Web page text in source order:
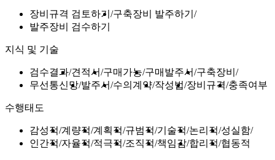
장비규격 검토하기
구축장비 발주하기
발주장비 검수하기
지식 및 기술
검수결과 견적서 구매가능 구매발주서 구축장비
무선통신망 발주서 수의계약 작성법 장비규격 충족여부
수행태도
감성적 계량적 계획적 규범적 기술적 논리적 성실함
인간적 자율적 적극적 조직적 책임감 합리적 협동적